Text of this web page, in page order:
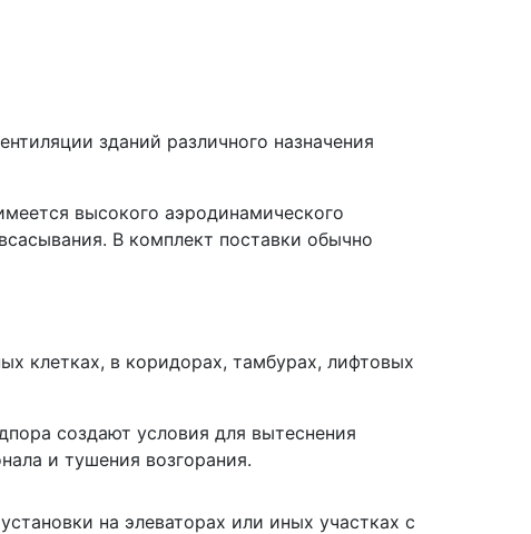
зданий различного назначения
высокого аэродинамического
В комплект поставки обычно
клетках, в коридорах, тамбурах, лифтовых
создают условия для вытеснения
и тушения возгорания.
на элеваторах или иных участках с